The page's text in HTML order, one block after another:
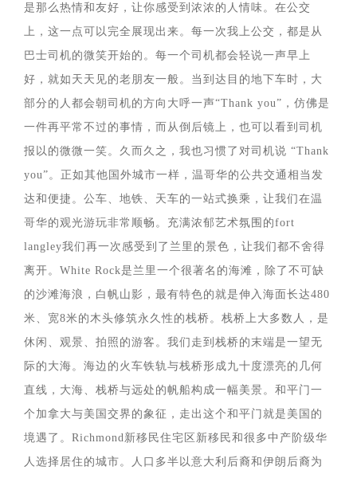
是那么热情和友好，让你感受到浓浓的人情味。在公交
上，这一点可以完全展现出来。每一次我上公交，都是从
巴士司机的微笑开始的。每一个司机都会轻说一声早上
好，就如天天见的老朋友一般。当到达目的地下车时，大
部分的人都会朝司机的方向大呼一声“Thank you”，仿佛是
一件再平常不过的事情，而从倒后镜上，也可以看到司机
报以的微微一笑。久而久之，我也习惯了对司机说 “Thank
you”。正如其他国外城市一样，温哥华的公共交通相当发
达和便捷。公车、地铁、天车的一站式换乘，让我们在温
哥华的观光游玩非常顺畅。充满浓郁艺术氛围的fort
langley我们再一次感受到了兰里的景色，让我们都不舍得
离开。White Rock是兰里一个很著名的海滩，除了不可缺
的沙滩海浪，白帆山影，最有特色的就是伸入海面长达480
米、宽8米的木头修筑永久性的栈桥。栈桥上大多数人，是
休闲、观景、拍照的游客。我们走到栈桥的末端是一望无
际的大海。海边的火车铁轨与栈桥形成九十度漂亮的几何
直线，大海、栈桥与远处的帆船构成一幅美景。和平门一
个加拿大与美国交界的象征，走出这个和平门就是美国的
境遇了。Richmond新移民住宅区新移民和很多中产阶级华
人选择居住的城市。人口多半以意大利后裔和伊朗后裔为